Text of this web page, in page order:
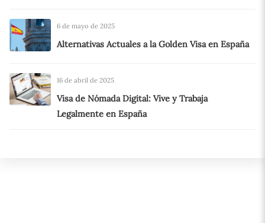
6 de mayo de 2025
Alternativas Actuales a la Golden Visa en España
16 de abril de 2025
Visa de Nómada Digital: Vive y Trabaja
Legalmente en España